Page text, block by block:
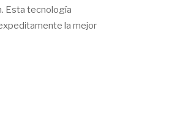
Esta tecnología
la mejor